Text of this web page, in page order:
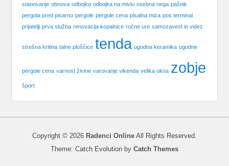
stanovanje obnova odbojka odbojka na mivki osebna nega pašnik
pergola pred pisarno pergole pergole cena pisalna miza pos terminal
prijatelji prva služba renovacija kopalnice ročne ure samozavest in videz
strešna kritina talne ploščice tenda ugodna keramika ugodne
pergole cena varnost živine varovanje vikenda velika okna zobje
šport
Copyright © 2026 Radenci Online All Rights Reserved.
Theme: Catch Evolution by Catch Themes